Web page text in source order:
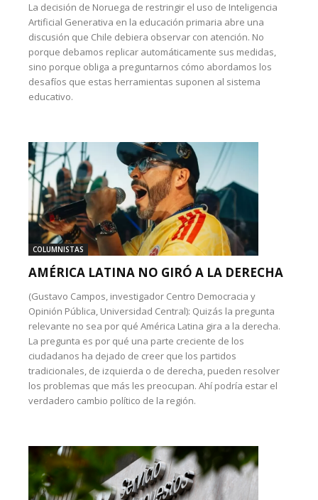
La decisión de Noruega de restringir el uso de Inteligencia
Artificial Generativa en la educación primaria abre una
discusión que Chile debiera observar con atención. No
porque debamos replicar automáticamente sus medidas,
sino porque obliga a preguntarnos cómo abordamos los
desafíos que estas herramientas suponen al sistema
educativo.
COLUMNISTAS
AMÉRICA LATINA NO GIRÓ A LA DERECHA
(Gustavo Campos, investigador Centro Democracia y
Opinión Pública, Universidad Central): Quizás la pregunta
relevante no sea por qué América Latina gira a la derecha.
La pregunta es por qué una parte creciente de los
ciudadanos ha dejado de creer que los partidos
tradicionales, de izquierda o de derecha, pueden resolver
los problemas que más les preocupan. Ahí podría estar el
verdadero cambio político de la región.